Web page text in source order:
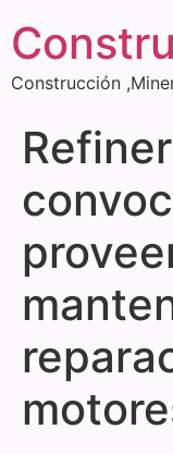
Construcción